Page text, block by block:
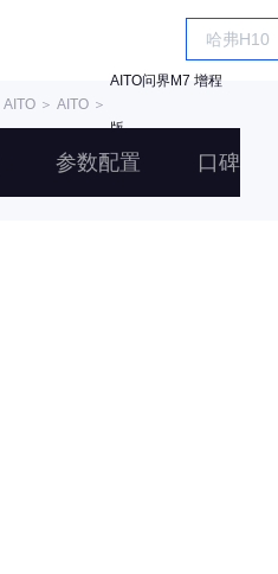
AITO＞ AITO＞
AITO问界M7 增程
版
参数配置 口碑